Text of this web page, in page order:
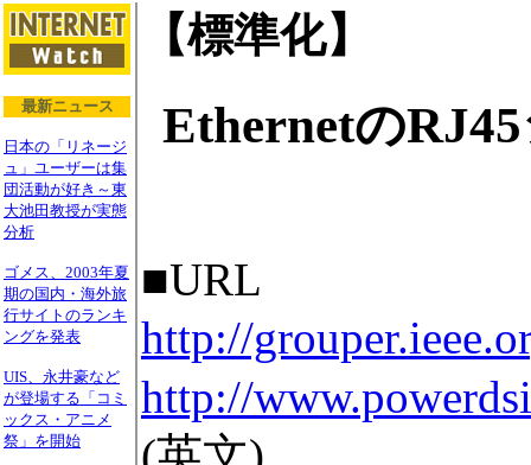
最新ニュース
日本の「リネージ
ュ」ユーザーは集
団活動が好き～東
大池田教授が実態
分析
ゴメス、2003年夏
期の国内・海外旅
行サイトのランキ
ングを発表
UIS、永井豪など
が登場する「コミ
ックス・アニメ
祭」を開始
【標準化】
Ethernetの
■URL
http://
http://
(英文)